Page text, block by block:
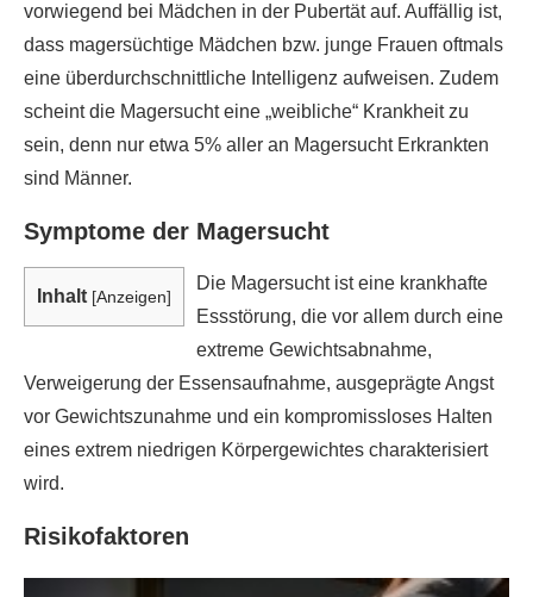
vorwiegend bei Mädchen in der Pubertät auf. Auffällig ist,
dass magersüchtige Mädchen bzw. junge Frauen oftmals
eine überdurchschnittliche Intelligenz aufweisen. Zudem
scheint die Magersucht eine „weibliche“ Krankheit zu
sein, denn nur etwa 5% aller an Magersucht Erkrankten
sind Männer.
Symptome der Magersucht
Inhalt [Anzeigen]
Die Magersucht ist eine krankhafte
Essstörung, die vor allem durch eine
extreme Gewichtsabnahme,
Verweigerung der Essensaufnahme, ausgeprägte Angst
vor Gewichtszunahme und ein kompromissloses Halten
eines extrem niedrigen Körpergewichtes charakterisiert
wird.
Risikofaktoren